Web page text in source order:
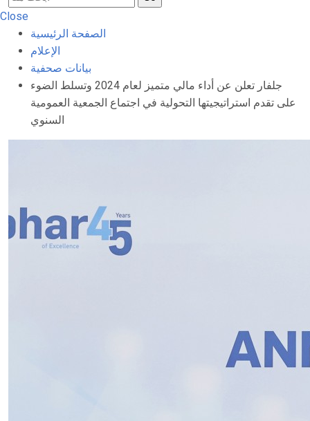
Close
الصفحة الرئيسية
الإعلام
بيانات صحفية
جلفار تعلن عن أداء مالي متميز لعام 2024 وتسلط الضوء
على تقدم استراتيجيتها التحولية في اجتماع الجمعية العمومية
السنوي